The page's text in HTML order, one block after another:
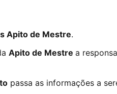
Apito de Mestre.
Apito de Mestre a
passa as informações a